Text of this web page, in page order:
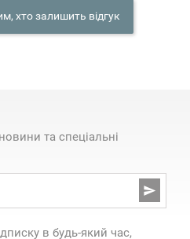
хто залишить відгук
та спеціальні

в будь-який час,